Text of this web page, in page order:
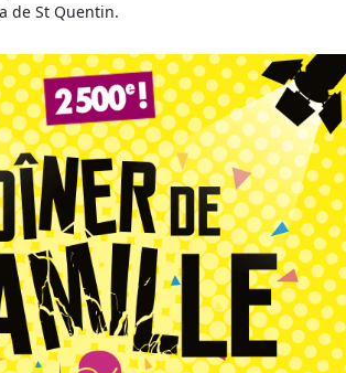
de St Quentin.